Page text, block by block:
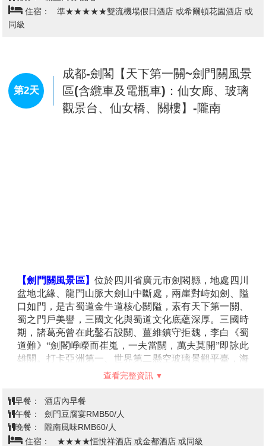
住宿：
準★★★★★雙流機場假日酒店 或希爾頓花園酒店 或
同級
第2天
成都-劍閣【天下第一關~劍門關風景
區(含纜車及電瓶車)：仙女廊、玻璃
觀景台、仙女橋、關樓】-隴南
【劍門關風景區】位於四川省廣元市劍閣縣，地處四川
盆地北緣、龍門山脈大劍山中斷處，兩崖對峙如劍、隘
口如門，是古蜀道金牛道核心關隘，素有天下第一關、
蜀之門戶美譽，三國文化與蜀道文化底蘊深厚。三國時
期，諸葛亮曾在此鑿石設關、薑維鎮守拒魏，李白《蜀
道難》“劍閣崢嶸而崔嵬，一夫當關，萬夫莫開”即詠此
雄關。打卡亞洲第一、世界第二懸空玻璃景觀平臺，海
拔高程為1163.8米，淩空220米高空俯瞰劍門雄、奇、
來，恍若置身夢幻仙境之中。劍門關關樓，是仿照明代
關樓重新修建的。關樓寬 18.3米、高19.61米、深17.7
米，全木結構，氣勢恢宏，俯瞰大劍山峽谷，盡覽雄關
天險氣勢。
查看完整資訊
早餐：
酒店內早餐
午餐：
劍門豆腐宴RMB50/人
晚餐：
隴南風味RMB60/人
住宿：
★★★★恒悅祥酒店 或金都酒店 或同級